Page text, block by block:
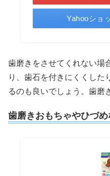
Yahooショ
歯磨きをさせてくれない場
り、歯石を付きにくくした
るのも良いでしょう。歯磨
歯磨きおもちゃやひづめ